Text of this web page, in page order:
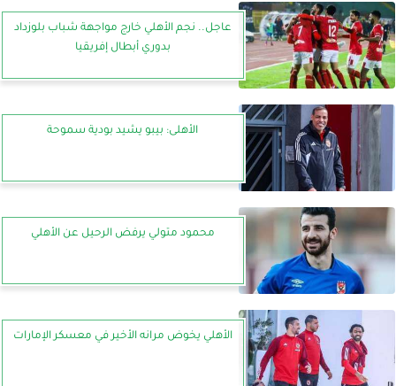
عاجل.. نجم الأهلي خارج مواجهة شباب بلوزداد
بدوري أبطال إفريقيا
الأهلى: بيبو يشيد بودية سموحة
محمود متولي يرفض الرحيل عن الأهلي
الأهلي يخوض مرانه الأخير في معسكر الإمارات